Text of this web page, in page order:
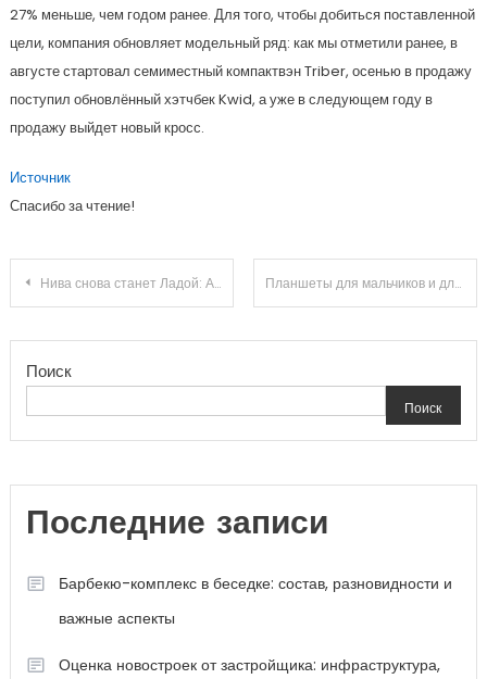
27% меньше, чем годом ранее. Для того, чтобы добиться поставленной
цели, компания обновляет модельный ряд: как мы отметили ранее, в
августе стартовал семиместный компактвэн Triber, осенью в продажу
поступил обновлённый хэтчбек Kwid, а уже в следующем году в
продажу выйдет новый кросс.
Источник
Спасибо за чтение!
Навигация
по
записям
Нива снова станет Ладой: АВТОВАЗ выкупает долю американцев в СП GM-АВТОВАЗ Планшеты для мальчиков и для девочек
Поиск
Поиск
Последние записи
Барбекю-комплекс в беседке: состав, разновидности и
важные аспекты
Оценка новостроек от застройщика: инфраструктура,